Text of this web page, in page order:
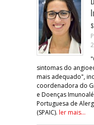
sintomas do
mais adequado",
coordenadora do
e Doenças
Portuguesa de
(SPAIC). ler mais...